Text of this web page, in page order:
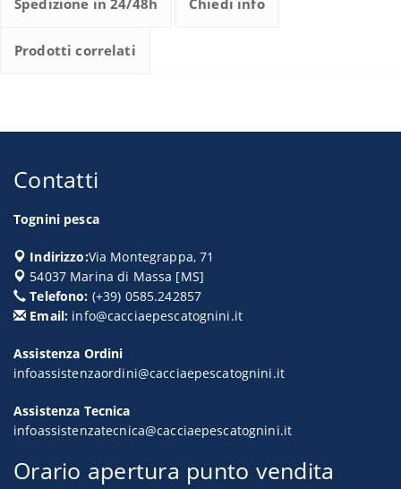
Spedizione in 24/48h Chiedi info
Prodotti correlati
Contatti
Tognini pesca
Indirizzo:Via Montegrappa, 71
54037 Marina di Massa [MS]
Telefono: (+39) 0585.242857
Email: info@cacciaepescatognini.it
Assistenza Ordini
infoassistenzaordini@cacciaepescatognini.it
Assistenza Tecnica
infoassistenzatecnica@cacciaepescatognini.it
Orario apertura punto vendita